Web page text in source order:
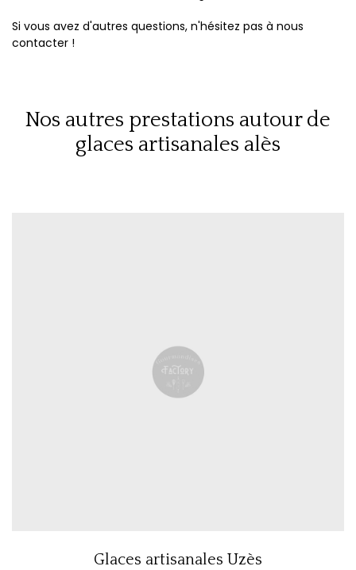
Si vous avez d'autres questions, n'hésitez pas à nous
contacter !
Nos autres prestations autour de
glaces artisanales alès
Glaces artisanales Uzès